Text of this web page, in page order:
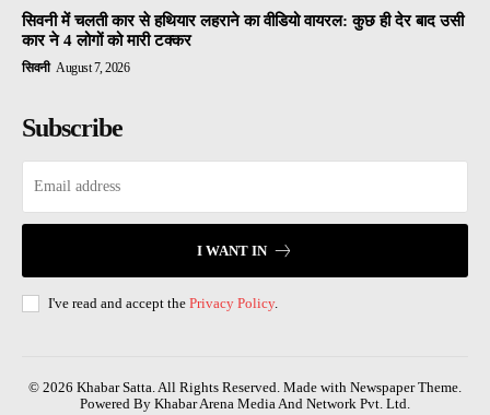
सिवनी में चलती कार से हथियार लहराने का वीडियो वायरल: कुछ ही देर बाद उसी
कार ने 4 लोगों को मारी टक्कर
सिवनी August 7, 2026
Subscribe
I WANT IN
I've read and accept the Privacy Policy.
© 2026 Khabar Satta. All Rights Reserved. Made with Newspaper Theme.
Powered By Khabar Arena Media And Network Pvt. Ltd.